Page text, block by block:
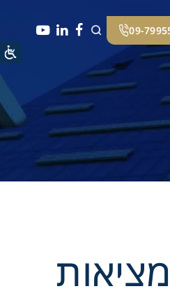
על תמ"א 38 מול המציאות